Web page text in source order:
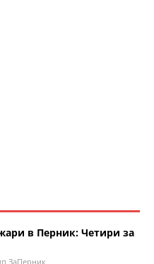
в Перник: Четири за
ЗаПерник